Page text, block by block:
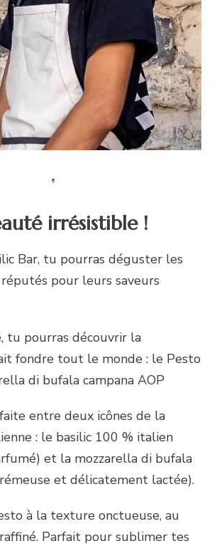
irrésistible !
Bar, tu pourras déguster les
pour leurs saveurs
tu pourras découvrir la
fondre tout le monde : le Pesto
di bufala campana AOP
entre deux icônes de la
: le basilic 100 % italien
et la mozzarella di bufala
et délicatement lactée).
à la texture onctueuse, au
Parfait pour sublimer tes